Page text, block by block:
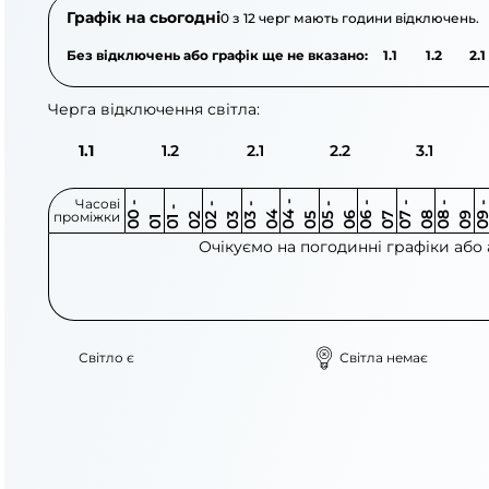
Графік на сьогодні0 з 12 черг мають години відключень.
Без відключень або графік ще не вказано: 1.1 1.2 2.1
Черга відключення світла:
1.1 1.2 2.1 2.2 3.1
Часові
проміжки 0
0
-
0 1 0
1
-
0 2 0 2
-
0 3 0 3
-
0 4 0 4
-
0 5 0 5
-
0 6 0 6
-
0 7 0 7
-
0 8 0 8
-
0 9 0
9
-
1
Очікуємо на погодинні графіки
Світло є Світла немає